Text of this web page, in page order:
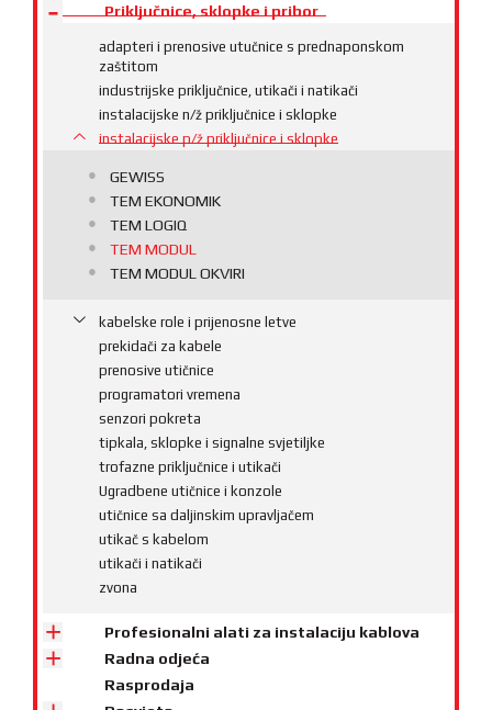
Priključnice, sklopke i pribor
adapteri i prenosive utučnice s prednaponskom
zaštitom
industrijske priključnice, utikači i natikači
instalacijske n/ž priključnice i sklopke
instalacijske p/ž priključnice i sklopke
GEWISS
TEM EKONOMIK
TEM LOGIQ
TEM MODUL
TEM MODUL OKVIRI
kabelske role i prijenosne letve
prekidači za kabele
prenosive utičnice
programatori vremena
senzori pokreta
tipkala, sklopke i signalne svjetiljke
trofazne priključnice i utikači
Ugradbene utičnice i konzole
utičnice sa daljinskim upravljačem
utikač s kabelom
utikači i natikači
zvona
Profesionalni alati za instalaciju kablova
Radna odjeća
Rasprodaja